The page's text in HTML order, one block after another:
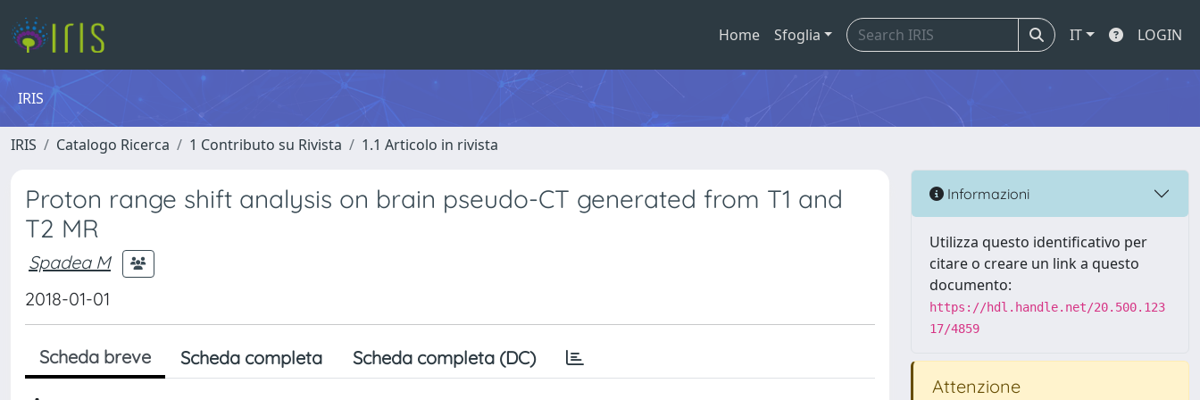
Home Sfoglia IT LOGIN
IRIS
IRIS Catalogo Ricerca 1 Contributo su Rivista 1.1 Articolo in rivista
Proton range shift analysis on brain pseudo-CT generated from T1 and
T2 MR
Spadea M
2018-01-01
Scheda breve Scheda completa Scheda completa (DC)
Informazioni
Utilizza questo identificativo per
citare o creare un link a questo
documento:
https://hdl.handle.net/20.500.123
17/4859
Attenzione